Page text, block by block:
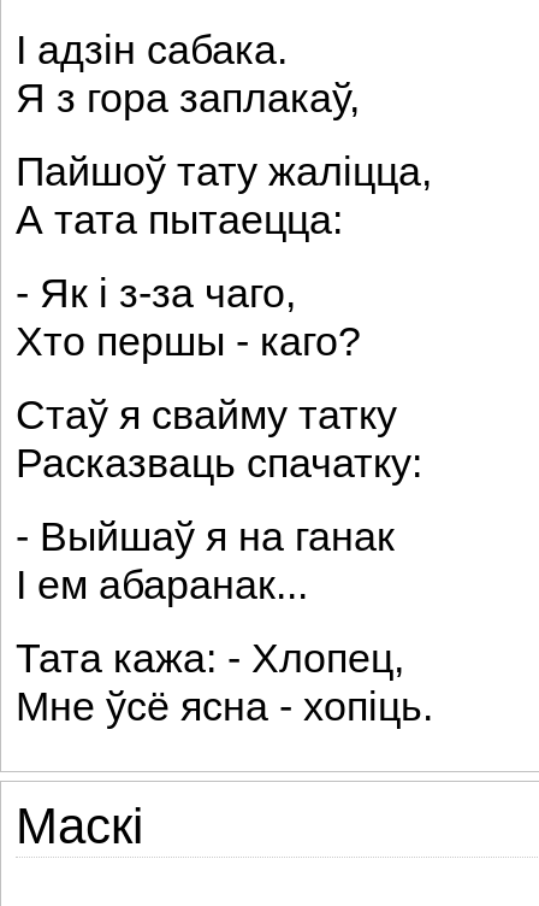
І адзін сабака.
Я з гора заплакаў,
Пайшоў тату жаліцца,
А тата пытаецца:
- Як і з-за чаго,
Хто першы - каго?
Стаў я свайму татку
Расказваць спачатку:
- Выйшаў я на ганак
І ем абаранак...
Тата кажа: - Хлопец,
Мне ўсё ясна - хопіць.
Маскі